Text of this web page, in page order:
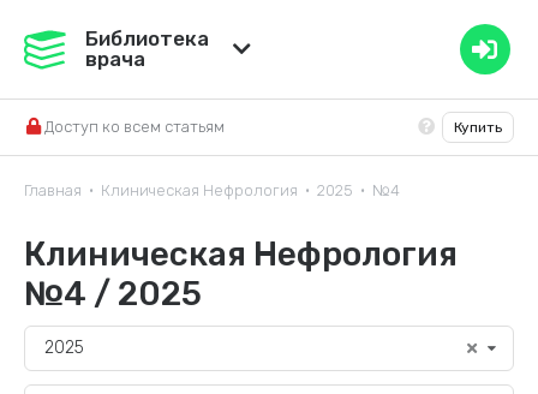
Медвестник
Справочник ЛС
Библиотека
врача
Доступ ко всем статьям Купить
Главная • Клиническая Нефрология • 2025 • №4
Клиническая Нефрология
№4 / 2025
2025